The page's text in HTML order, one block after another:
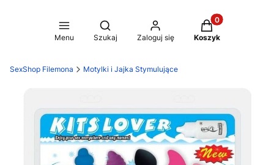
Menu
Otwórz wyszukiwarkę
Szukaj Zaloguj się
Produkty w
Koszyk
SexShop Filemona Motylki i Jajka Stymulujące